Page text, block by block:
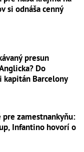
si odnáša cenný
presun
Do
Barcelony
zamestnankyňu:
Infantino hovorí o